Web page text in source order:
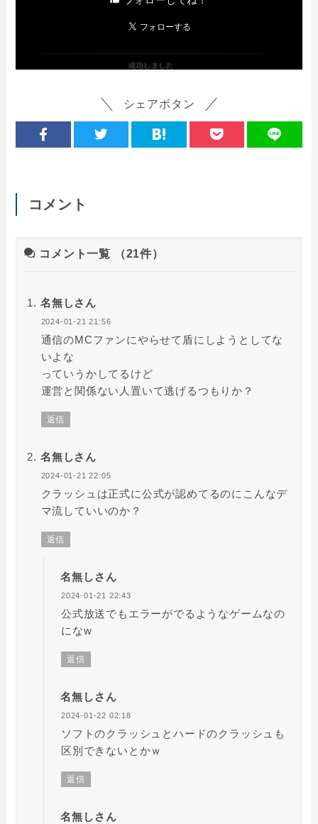
シェアボタン
コメント
コメント一覧 （21件）
名無しさん
2024-01-21 21:56
通信のMCファンにやらせて盾にしようとしてな
いよな
っていうかしてるけど
運営と関係ない人置いて逃げるつもりか？
返信
名無しさん
2024-01-21 22:05
クラッシュは正式に公式が認めてるのにこんなデ
マ流していいのか？
返信
名無しさん
2024-01-21 22:43
公式放送でもエラーがでるようなゲームなの
になw
返信
名無しさん
2024-01-22 02:18
ソフトのクラッシュとハードのクラッシュも
区別できないとかｗ
返信
名無しさん